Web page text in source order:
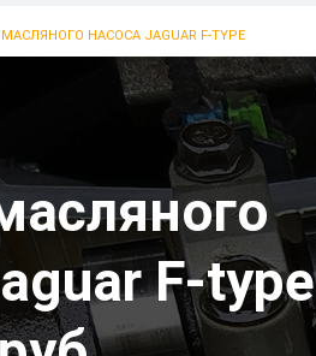
НАСОСА JAGUAR F-TYPE
F-type